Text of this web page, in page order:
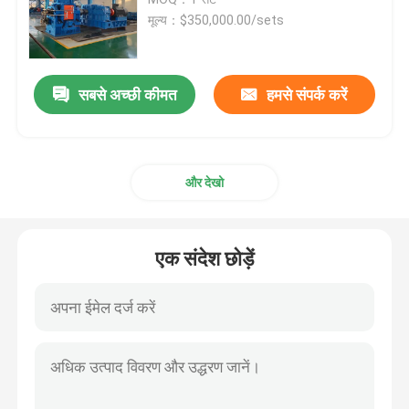
रबर मिश्रण मिल मशीन
रबर पाउडर उत्पादन लाइन
मूल्य：$350,000.00/sets
सबसे अच्छी कीमत हमसे संपर्क करें
और देखो
एक संदेश छोड़ें